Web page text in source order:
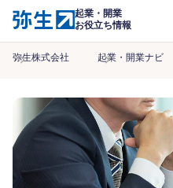
起業・開業
お役立ち情報
弥生株式会社 起業・開業ナビ